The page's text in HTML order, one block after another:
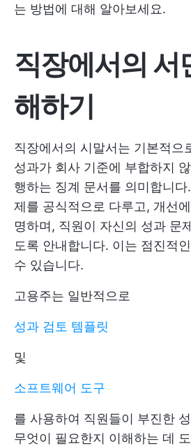
는 방법에 대해 알아보세요.
직장에서의 서
해하기
직장에서의 시말서는 기본적으
성과가 회사 기준에 부합하지
행하는 징계 문서를 의미합니
제를 공식적으로 다루고, 개선
명하며, 직원이 자신의 성과 문
도록 안내합니다. 이는 점진적
수 있습니다.
고용주는 일반적으로
성과 검토 템플릿
및
소프트웨어 도구
를 사용하여 직원들이 부진한
무엇이 필요한지 이해하는 데